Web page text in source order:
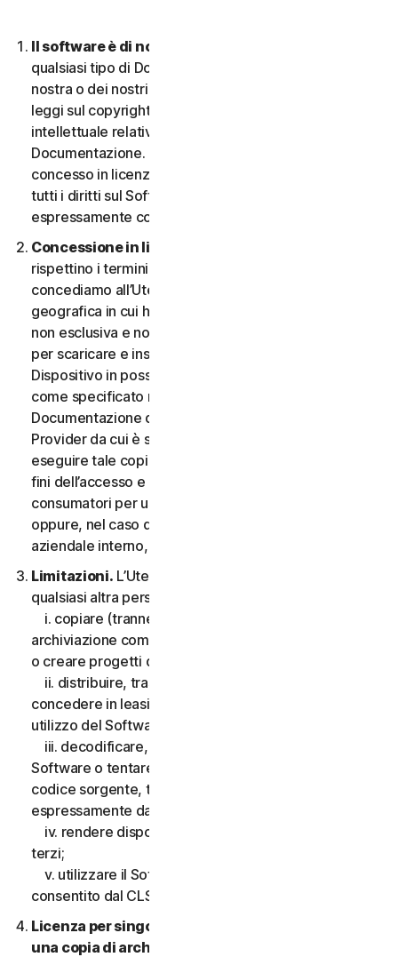
Il software è di nostra proprietà.
qualsiasi tipo di Documentazione sono di proprietà
nostra o dei nostri licenziatari e sono protetti dalle
leggi sul copyright. Ciò include tutti i Diritti di proprietà
intellettuale relativi al Software e alla
Documentazione. Qualsiasi Software fornito da noi è
concesso in licenza e non venduto, e ci riserviamo
tutti i diritti sul Software e la Documentazione non
espressamente concessi nel CLS.
Concessione in licenza.
rispettino i termini e le condizioni del CLS,
concediamo all’Utente, nel territorio o nell’area
geografica in cui ha acquisito il Software, una licenza
non esclusiva e non trasferibile a tempo indeterminato
per scaricare e installare una copia del Software sul
Dispositivo in possesso o controllato dall'Utente,
come specificato nel Diritto al Servizio o nella
Documentazione della transazione applicabile dal
Provider da cui è stato ottenuto il Servizio, e per
eseguire tale copia del Software esclusivamente ai
fini dell’accesso e dell’utilizzo dei Servizi per i
consumatori per uso personale non commerciale,
oppure, nel caso dei Servizi aziendali, per uso
aziendale interno, durante il Periodo del Servizio.
Limitazioni. L’Utente non può, né può permettere a
qualsiasi altra persona, quanto segue:
i. copiare (tranne che per scopi di backup o
archiviazione come consentito di seguito), modificare
o creare progetti derivati basati sul Software;
ii. distribuire, trasferire, concedere in licenza,
concedere in leasing, prestare o noleggiare il diritto di
utilizzo del Software a terzi;
iii. decodificare, decompilare o disassemblare il
Software o tentare in qualsiasi modo di scoprire il
codice sorgente, tranne e solo nella misura consentita
espressamente dalla legge applicabile;
iv. rendere disponibili le funzionalità del Software a
terzi;
v. utilizzare il Software in qualsiasi modo non
consentito dal CLS.
Licenza per singolo dispositivo; consentita solo
una copia di archivio o di backup.